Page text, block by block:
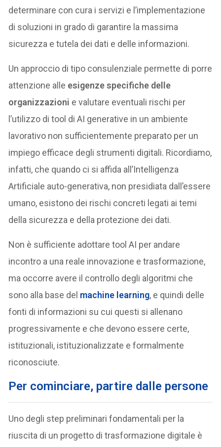
determinare con cura i servizi e l’implementazione
di soluzioni in grado di garantire la massima
sicurezza e tutela dei dati e delle informazioni.
Un approccio di tipo consulenziale permette di porre
attenzione alle esigenze specifiche delle
organizzazioni e valutare eventuali rischi per
l’utilizzo di tool di AI generative in un ambiente
lavorativo non sufficientemente preparato per un
impiego efficace degli strumenti digitali. Ricordiamo,
infatti, che quando ci si affida all’Intelligenza
Artificiale auto-generativa, non presidiata dall’essere
umano, esistono dei rischi concreti legati ai temi
della sicurezza e della protezione dei dati.
Non è sufficiente adottare tool AI per andare
incontro a una reale innovazione e trasformazione,
ma occorre avere il controllo degli algoritmi che
sono alla base del machine learning, e quindi delle
fonti di informazioni su cui questi si allenano
progressivamente e che devono essere certe,
istituzionali, istituzionalizzate e formalmente
riconosciute.
Per cominciare, partire dalle persone
Uno degli step preliminari fondamentali per la
riuscita di un progetto di trasformazione digitale è